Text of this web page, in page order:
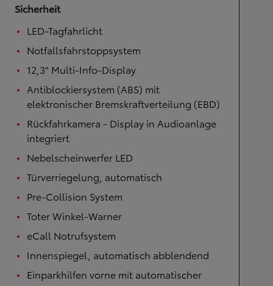
Sicherheit
LED-Tagfahrlicht
Notfallsfahrstoppsystem
12,3" Multi-Info-Display
Antiblockiersystem (ABS) mit
elektronischer Bremskraftverteilung (EBD)
Rückfahrkamera - Display in Audioanlage
integriert
Nebelscheinwerfer LED
Türverriegelung, automatisch
Pre-Collision System
Toter Winkel-Warner
eCall Notrufsystem
Innenspiegel, automatisch abblendend
Einparkhilfen vorne mit automatischer